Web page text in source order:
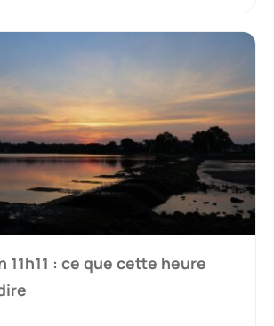
: ce que cette heure